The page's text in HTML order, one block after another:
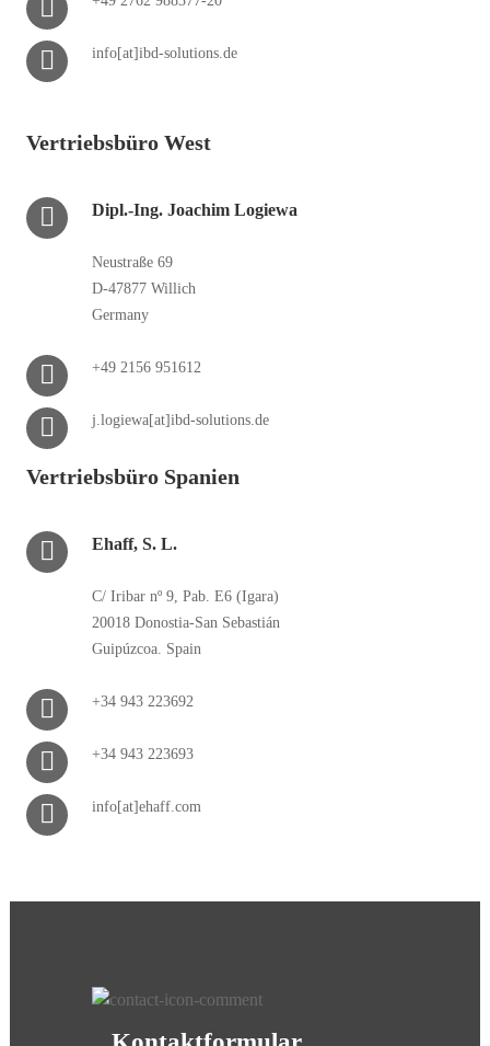
info[at]ibd-solutions.de
Vertriebsbüro West
Dipl.-Ing. Joachim Logiewa
Neustraße 69
D-47877 Willich
Germany
+49 2156 951612
j.logiewa[at]ibd-solutions.de
Vertriebsbüro Spanien
Ehaff, S. L.
C/ Iribar nº 9, Pab. E6 (Igara)
20018 Donostia-San Sebastián
Guipúzcoa. Spain
+34 943 223692
+34 943 223693
info[at]ehaff.com